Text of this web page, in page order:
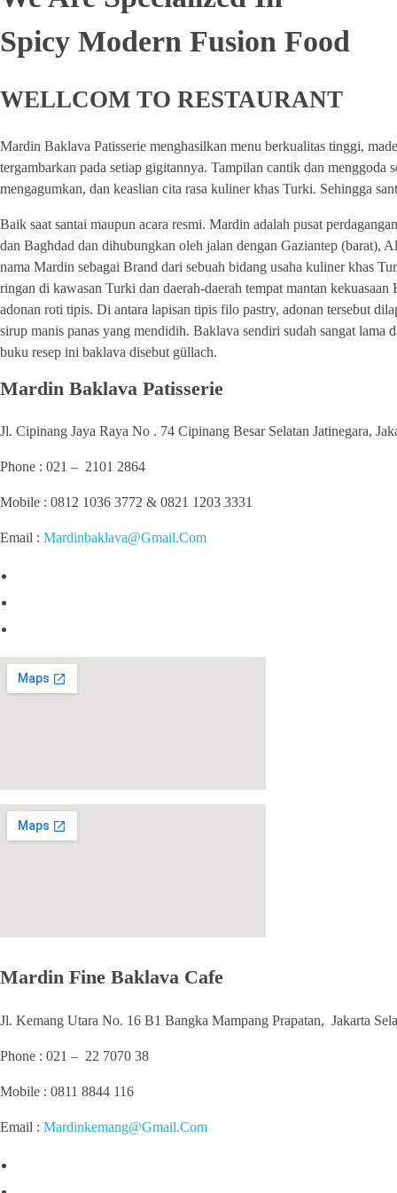
Spicy Modern Fusion Food
WELLCOM TO RESTAURANT
Mardin Baklava Patisserie menghasilkan menu berkualitas tinggi,
tergambarkan pada setiap gigitannya. Tampilan cantik dan
mengagumkan, dan keaslian cita rasa kuliner khas Turki. Sehingga
Baik saat santai maupun acara resmi. Mardin adalah pusat
dan Baghdad dan dihubungkan oleh jalan dengan Gaziantep (barat),
nama Mardin sebagai Brand dari sebuah bidang usaha kuliner khas
ringan di kawasan Turki dan daerah-daerah tempat mantan
adonan roti tipis. Di antara lapisan tipis filo pastry, adonan tersebut
sirup manis panas yang mendidih. Baklava sendiri sudah sangat
buku resep ini baklava disebut güllach.
Mardin Baklava Patisserie
Jl. Cipinang Jaya Raya No . 74 Cipinang Besar Selatan Jatinegara,
Phone : 021 – 2101 2864
Mobile : 0812 1036 3772 & 0821 1203 3331
Email : Mardinbaklava@Gmail.Com
Mardin Fine Baklava Cafe
Jl. Kemang Utara No. 16 B1 Bangka Mampang Prapatan, Jakarta
Phone : 021 – 22 7070 38
Mobile : 0811 8844 116
Email : Mardinkemang@Gmail.Com